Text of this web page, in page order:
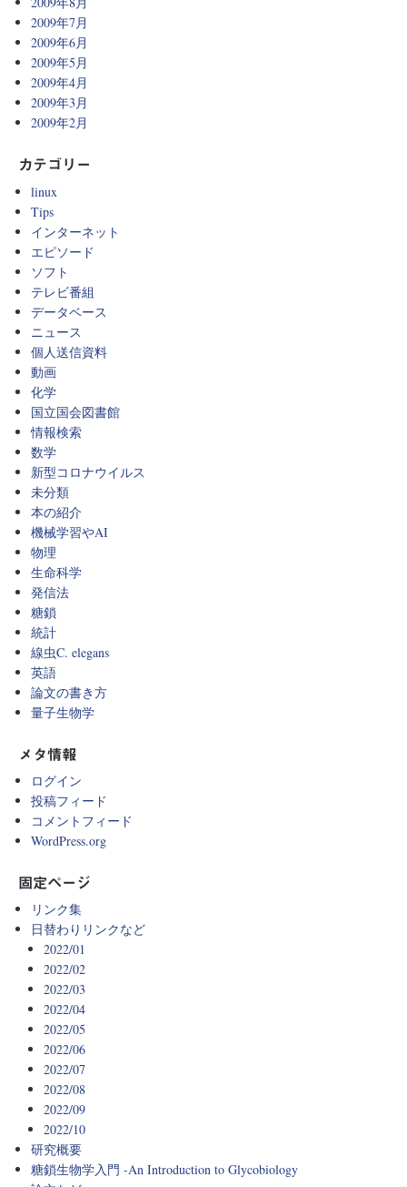
2009年7月
2009年6月
2009年5月
2009年4月
2009年3月
2009年2月
カテゴリー
linux
Tips
インターネット
エピソード
ソフト
テレビ番組
データベース
ニュース
個人送信資料
動画
化学
国立国会図書館
情報検索
数学
新型コロナウイルス
未分類
本の紹介
機械学習やAI
物理
生命科学
発信法
糖鎖
統計
線虫C. elegans
英語
論文の書き方
量子生物学
メタ情報
ログイン
投稿フィード
コメントフィード
WordPress.org
固定ページ
リンク集
日替わりリンクなど
2022/01
2022/02
2022/03
2022/04
2022/05
2022/06
2022/07
2022/08
2022/09
2022/10
研究概要
糖鎖生物学入門 -An Introduction to Glycobiology